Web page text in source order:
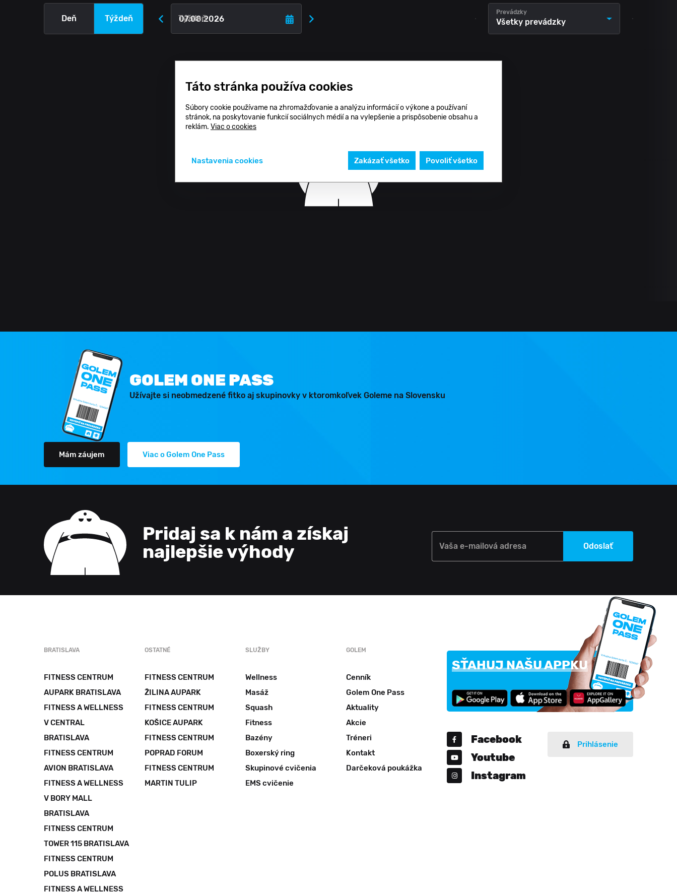
Deň Týždeň Týždeň Všetky prevádzky
Prevádzky
GOLEM ONE PASS
Užívajte si neobmedzené fitko aj skupinovky v ktoromkoľvek Goleme na Slovensku
Mám záujem Viac o Golem One Pass
Pridaj sa k nám a získaj
najlepšie výhody
Vaša e-mailová adresa Odoslať
BRATISLAVA
FITNESS CENTRUM
AUPARK BRATISLAVA
FITNESS A WELLNESS
V CENTRAL
BRATISLAVA
FITNESS CENTRUM
AVION BRATISLAVA
FITNESS A WELLNESS
V BORY MALL
BRATISLAVA
FITNESS CENTRUM
TOWER 115 BRATISLAVA
FITNESS CENTRUM
POLUS BRATISLAVA
FITNESS A WELLNESS
OSTATNÉ
FITNESS CENTRUM
ŽILINA AUPARK
FITNESS CENTRUM
KOŠICE AUPARK
FITNESS CENTRUM
POPRAD FORUM
FITNESS CENTRUM
MARTIN TULIP
SLUŽBY
Wellness
Masáž
Squash
Fitness
Bazény
Boxerský ring
Skupinové cvičenia
EMS cvičenie
GOLEM
Cenník
Golem One Pass
Aktuality
Akcie
Tréneri
Kontakt
Darčeková poukážka
SŤAHUJ NAŠU APPKU
Facebook
Youtube
Instagram
Prihlásenie
Táto stránka používa cookies
Súbory cookie používame na zhromažďovanie a analýzu informácií o výkone a používaní
stránok, na poskytovanie funkcií sociálnych médií a na vylepšenie a prispôsobenie obsahu a
reklám. Viac o cookies
Nastavenia cookies Zakázať všetko Povoliť všetko